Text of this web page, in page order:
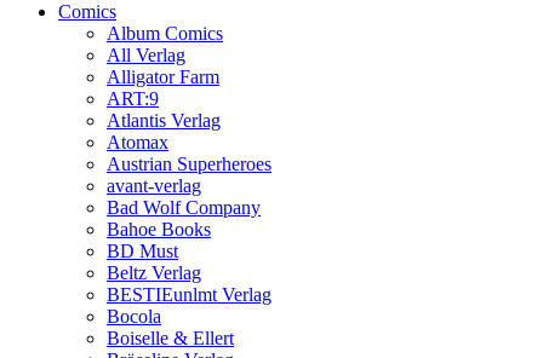
Comics
Album Comics
All Verlag
Alligator Farm
ART:9
Atlantis Verlag
Atomax
Austrian Superheroes
avant-verlag
Bad Wolf Company
Bahoe Books
BD Must
Beltz Verlag
BESTIEunlmt Verlag
Bocola
Boiselle & Ellert